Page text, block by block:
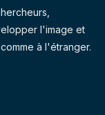
l'image et
à l'étranger.